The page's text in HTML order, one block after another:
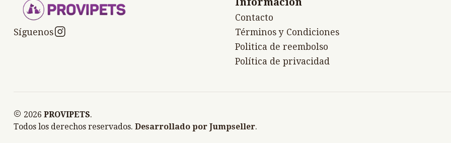
Síguenos
Contacto
Términos y Condiciones
Politica de reembolso
Política de privacidad
2026 PROVIPETS.
Todos los derechos reservados. Desarrollado por Jumpseller.